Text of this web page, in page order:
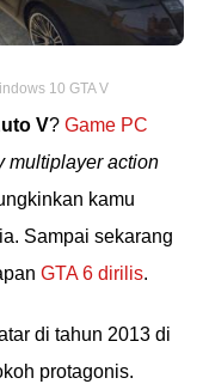
10 GTA V
V? Game PC
multiplayer action
kamu
Sampai sekarang
GTA 6 dirilis.
di tahun 2013 di
protagonis.